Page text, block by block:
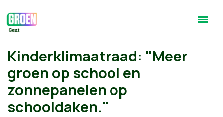
Kinderklimaatraad: "Meer
groen op school en
zonnepanelen op
schooldaken."